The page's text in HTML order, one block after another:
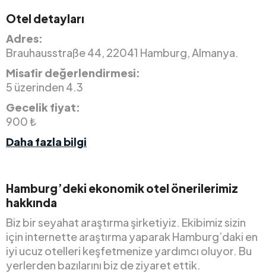
Otel detayları
Adres:
Brauhausstraße 44, 22041 Hamburg, Almanya.
Misafir değerlendirmesi:
5 üzerinden 4.3
Gecelik fiyat:
900 ₺
Daha fazla bilgi
Hamburg’deki ekonomik otel önerilerimiz
hakkında
Biz bir seyahat araştırma şirketiyiz. Ekibimiz sizin
için internette araştırma yaparak Hamburg’daki en
iyi ucuz otelleri keşfetmenize yardımcı oluyor. Bu
yerlerden bazılarını biz de ziyaret ettik.